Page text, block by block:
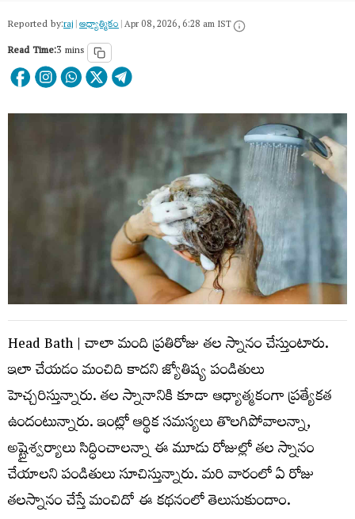
Reported by:raj|ఆధ్యాత్మికం|Apr 08, 2026, 6:28 am IST
Read Time:3 mins
Head Bath | చాలా మంది ప్ర‌తిరోజు త‌ల స్నానం చేస్తుంటారు.
ఇలా చేయ‌డం మంచిది కాద‌ని జ్యోతిష్య పండితులు
హెచ్చ‌రిస్తున్నారు. త‌ల స్నానానికి కూడా ఆధ్యాత్మ‌కంగా ప్ర‌త్యేక‌త
ఉందంటున్నారు. ఇంట్లో ఆర్థిక స‌మ‌స్య‌లు తొలగిపోవాల‌న్నా,
అష్టైశ్వ‌ర్యాలు సిద్ధించాల‌న్నా ఈ మూడు రోజుల్లో త‌ల స్నానం
చేయాల‌ని పండితులు సూచిస్తున్నారు. మ‌రి వారంలో ఏ రోజు
త‌ల‌స్నానం చేస్తే మంచిదో ఈ క‌థ‌నంలో తెలుసుకుందాం.